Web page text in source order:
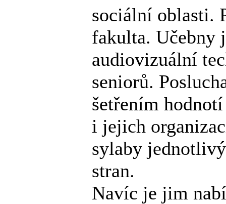
sociální oblasti.
fakulta. Učebny
audiovizuální
seniorů.
šetřením
i jejich
sylaby
stran.
Navíc je jim